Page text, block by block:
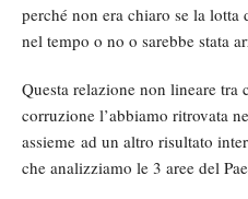
perché non era chiaro se la
nel tempo o no o sarebbe stata
Questa relazione non lineare tra
corruzione l’abbiamo ritrovata
assieme ad un altro risultato
che analizziamo le 3 aree del